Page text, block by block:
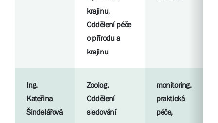
krajinu,
Oddělení péče
o přírodu a
krajinu
Ing.
Kateřina
Šindelářová
Zoolog,
Oddělení
sledování
monitoring,
praktická
péče,